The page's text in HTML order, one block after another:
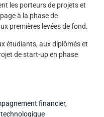
les porteurs de projets et
à la phase de
premières levées de fond.
étudiants, aux diplômés et
de start-up en phase
financier,